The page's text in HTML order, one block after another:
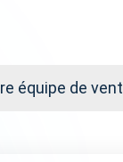
équipe de